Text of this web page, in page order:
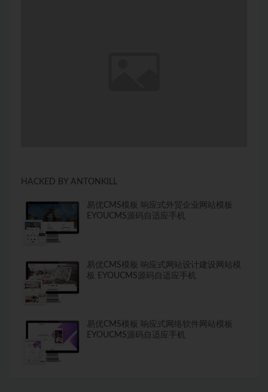
HACKED BY ANTONKILL
易优CMS模板 响应式外贸企业网站模板
EYOUCMS源码自适应手机
易优CMS模板 响应式网站设计建设网站模
板 EYOUCMS源码自适应手机
易优CMS模板 响应式网络软件网站模板
EYOUCMS源码自适应手机